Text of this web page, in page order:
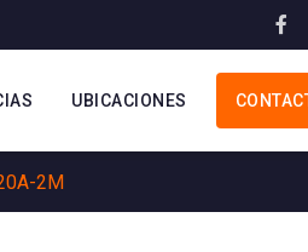
UBICACIONES
2M